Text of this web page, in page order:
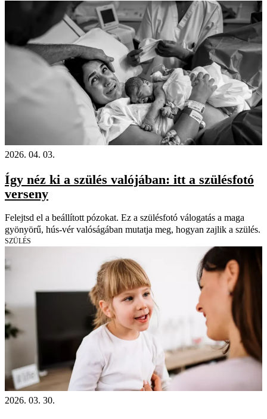
2026. 04. 03.
Így néz ki a szülés valójában: itt a szülésfotó
verseny
Felejtsd el a beállított pózokat. Ez a szülésfotó válogatás a maga
gyönyörű, hús-vér valóságában mutatja meg, hogyan zajlik a szülés.
SZÜLÉS
2026. 03. 30.